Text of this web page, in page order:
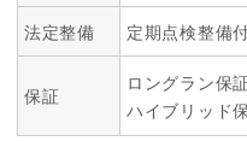
法定整備 定期点検整備
保証
ロングラン保
ハイブリッド